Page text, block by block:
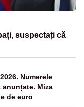
suspectați că
Numerele
Miza
de euro